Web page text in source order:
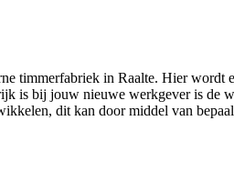
timmerfabriek in Raalte. Hier
is bij jouw nieuwe werkgever is de
dit kan door middel van